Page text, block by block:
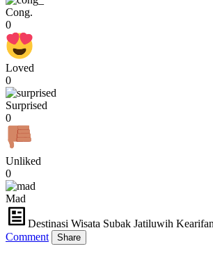
Cong.
0
Loved
0
Surprised
0
Unliked
0
Mad
Destinasi Wisata Subak Jatiluwih
Comment
Share